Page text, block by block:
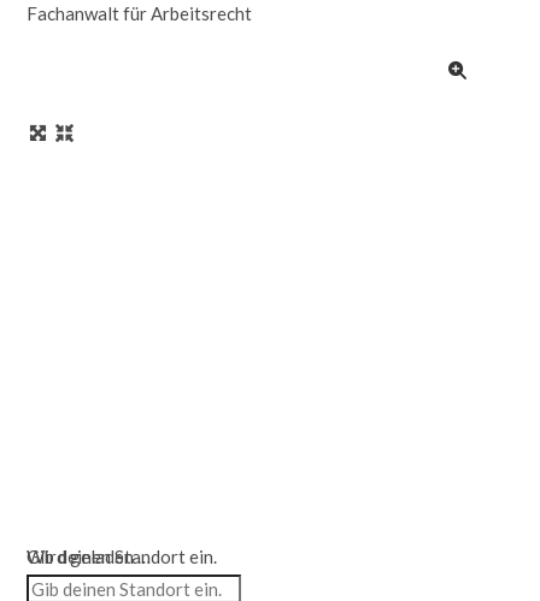
Fachanwalt für Arbeitsrecht
Wird geladen …
Gib deinen Standort ein.